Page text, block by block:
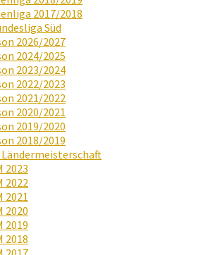
2017/2018
Süd
2026/2027
2024/2025
2023/2024
2022/2023
2021/2022
2020/2021
2019/2020
2018/2019
Ländermeisterschaft
2023
2022
2021
2020
2019
2018